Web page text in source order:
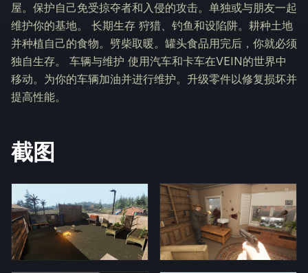
屋。保护自己免受掠夺者和入侵的攻击。单独或与朋友一起
维护你的基地。 长期生存 狩猎、钓鱼和设陷阱。耕种土地
并种植自己的食物。劈柴取暖。罐头食品用完后，你就必须
独自生存。 车辆与维护 使用汽车和卡车在VEIN的世界中
移动。为你的车辆加油并进行维护。升级零件以修复损坏并
提高性能。
截图